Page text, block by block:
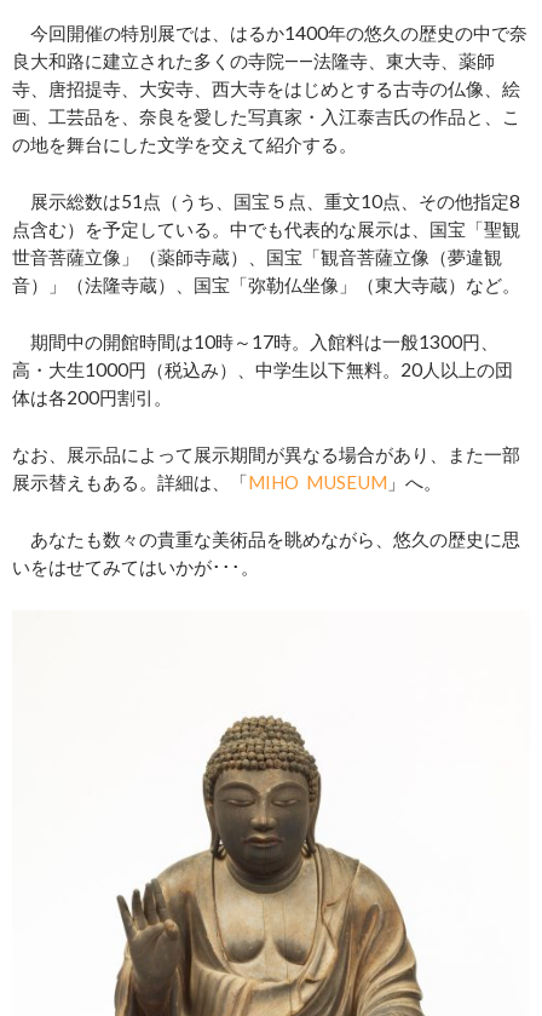
今回開催の特別展では、はるか1400年の悠久の歴史の中で奈
良大和路に建立された多くの寺院――法隆寺、東大寺、薬師
寺、唐招提寺、大安寺、西大寺をはじめとする古寺の仏像、絵
画、工芸品を、奈良を愛した写真家・入江泰吉氏の作品と、こ
の地を舞台にした文学を交えて紹介する。
展示総数は51点（うち、国宝５点、重文10点、その他指定8
点含む）を予定している。中でも代表的な展示は、国宝「聖観
世音菩薩立像」（薬師寺蔵）、国宝「観音菩薩立像（夢違観
音）」（法隆寺蔵）、国宝「弥勒仏坐像」（東大寺蔵）など。
期間中の開館時間は10時～17時。入館料は一般1300円、
高・大生1000円（税込み）、中学生以下無料。20人以上の団
体は各200円割引。
なお、展示品によって展示期間が異なる場合があり、また一部
展示替えもある。詳細は、「MIHO MUSEUM 」へ。
あなたも数々の貴重な美術品を眺めながら、悠久の歴史に思
いをはせてみてはいかが･･･。